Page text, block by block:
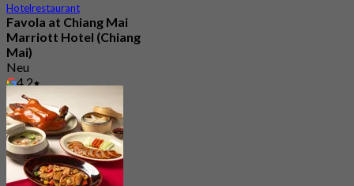
Hotelrestaurant
Favola at Chiang Mai
Marriott Hotel (Chiang
Mai)
Neu
4.2
Aus฿ 1,590